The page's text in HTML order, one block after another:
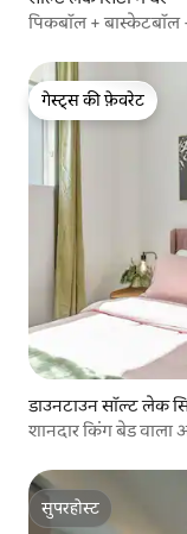
पिकबॉल + बास्केटबॉल
गेस्ट्स की फ़ेवरेट
गेस्ट्स की फ़ेवरेट
डाउनटाउन सॉल्ट लेक
शानदार किंग बेड वाला
सुपरहोस्ट
सुपरहोस्ट